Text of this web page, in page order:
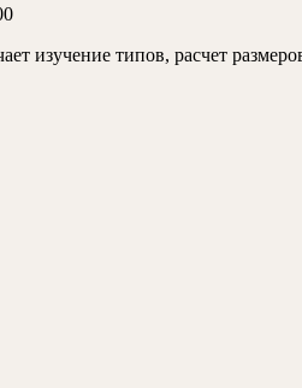
изучение типов, расчет